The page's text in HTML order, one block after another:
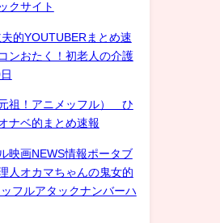
クサイト
的YOUTUBERまとめ速
ンおたく！初老人の介護
祖！アニメッフル） ひ
ナベ的まとめ速報
映画NEWS情報ポータブ
人オカマちゃんの鬼女的
フルアタックナンバーハ